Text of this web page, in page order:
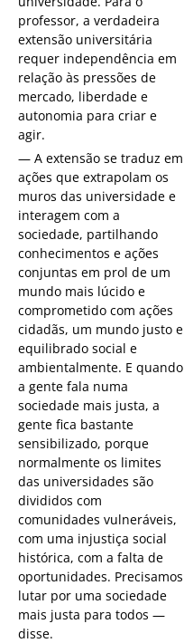
professor, a verdadeira
extensão universitária
requer independência em
relação às pressões de
mercado, liberdade e
autonomia para criar e
agir.
— A extensão se traduz em
ações que extrapolam os
muros das universidade e
interagem com a
sociedade, partilhando
conhecimentos e ações
conjuntas em prol de um
mundo mais lúcido e
comprometido com ações
cidadãs, um mundo justo e
equilibrado social e
ambientalmente. E quando
a gente fala numa
sociedade mais justa, a
gente fica bastante
sensibilizado, porque
normalmente os limites
das universidades são
divididos com
comunidades vulneráveis,
com uma injustiça social
histórica, com a falta de
oportunidades. Precisamos
lutar por uma sociedade
mais justa para todos —
disse.